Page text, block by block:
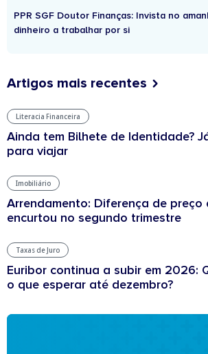
PPR SGF Doutor Finanças: Invista no
dinheiro a trabalhar por si
Artigos mais recentes
Literacia Financeira
Ainda tem Bilhete de Identidade?
para viajar
Imobiliário
Arrendamento: Diferença de
encurtou no segundo trimestre
Taxas de Juro
Euribor continua a subir em 2026:
o que esperar até dezembro?